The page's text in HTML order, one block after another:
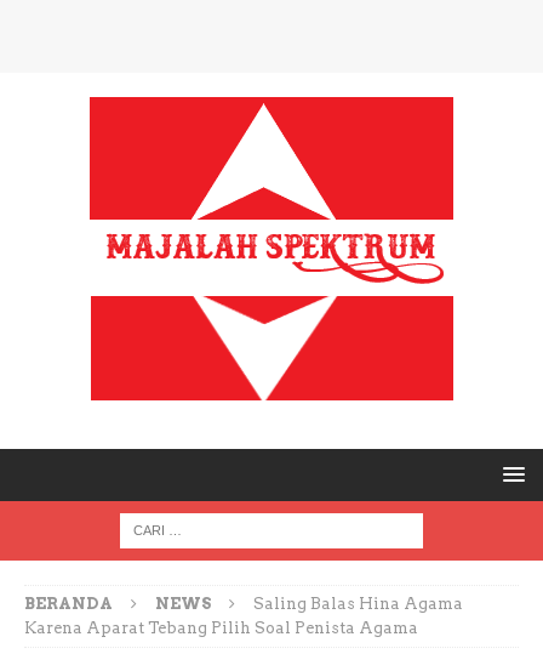
BERANDA NEWS
Saling Balas Hina Agama
Karena Aparat Tebang Pilih Soal Penista Agama